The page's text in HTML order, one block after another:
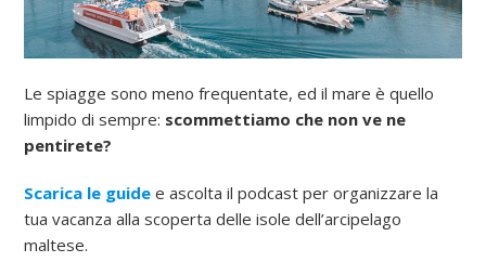
Le spiagge sono meno frequentate, ed il mare è quello
limpido di sempre: scommettiamo che non ve ne
pentirete?
Scarica le guide e ascolta il podcast per organizzare la
tua vacanza alla scoperta delle isole dell’arcipelago
maltese.